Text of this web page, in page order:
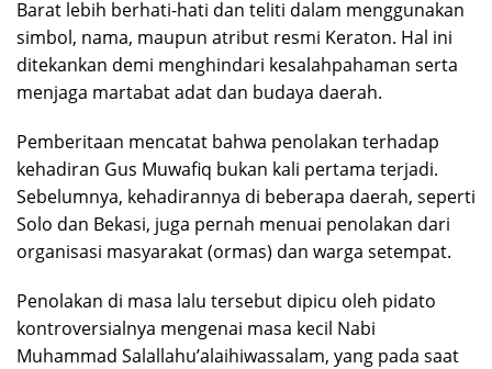
Barat lebih berhati-hati dan teliti dalam menggunakan
simbol, nama, maupun atribut resmi Keraton. Hal ini
ditekankan demi menghindari kesalahpahaman serta
menjaga martabat adat dan budaya daerah.
Pemberitaan mencatat bahwa penolakan terhadap
kehadiran Gus Muwafiq bukan kali pertama terjadi.
Sebelumnya, kehadirannya di beberapa daerah, seperti
Solo dan Bekasi, juga pernah menuai penolakan dari
organisasi masyarakat (ormas) dan warga setempat.
Penolakan di masa lalu tersebut dipicu oleh pidato
kontroversialnya mengenai masa kecil Nabi
Muhammad Salallahu’alaihiwassalam, yang pada saat